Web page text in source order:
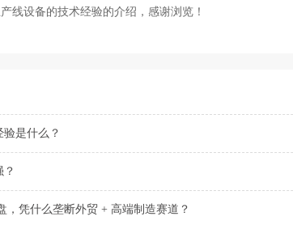
线设备的技术经验的介绍，感谢浏览！
是什么？
，凭什么垄断外贸 + 高端制造赛道？